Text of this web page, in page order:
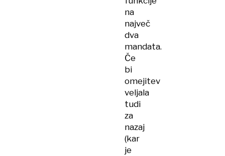
na
največ
dva
mandata.
Če
bi
omejitev
veljala
tudi
za
nazaj
(kar
je